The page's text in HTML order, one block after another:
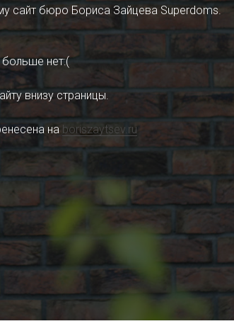
сайт бюро Бориса Зайцева Superdoms.
нет:(
внизу страницы.
на boriszaytsev.ru